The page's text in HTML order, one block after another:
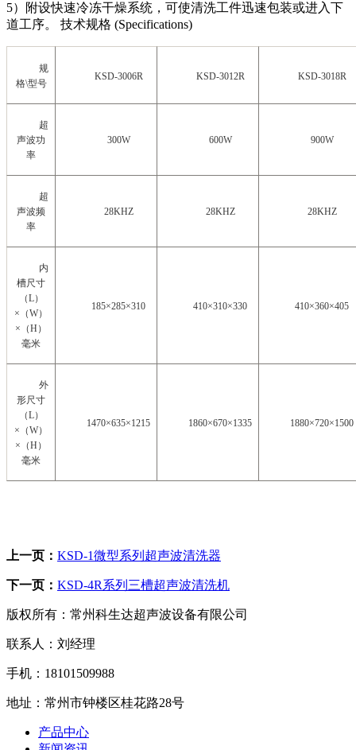
5）附设快速冷冻干燥系统，可使清洗工件迅速包装或进入下
道工序。 技术规格 (Specifications)
规
格\型号
KSD-3006R KSD-3012R KSD-3018R
超
声波功
率
300W 600W 900W
超
声波频
率
28KHZ 28KHZ 28KHZ
内
槽尺寸
（L）
× （W）
× （H ）
毫米
185×285×310 410×310×330 410×360×405
外
形尺寸
（L）
× （W）
× （H ）
毫米
1470×635×1215 1860×670×1335 1880×720×1500
上一页： KSD-1微型系列超声波清洗器
下一页： KSD-4R系列三槽超声波清洗机
版权所有：常州科生达超声波设备有限公司
联系人：刘经理
手机：18101509988
地址：常州市钟楼区桂花路28号
产品中心